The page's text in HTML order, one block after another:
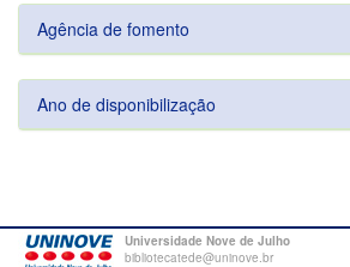
Agência de fomento
Ano de disponibilização
Universidade Nove de Julho
bibliotecatede@uninove.br